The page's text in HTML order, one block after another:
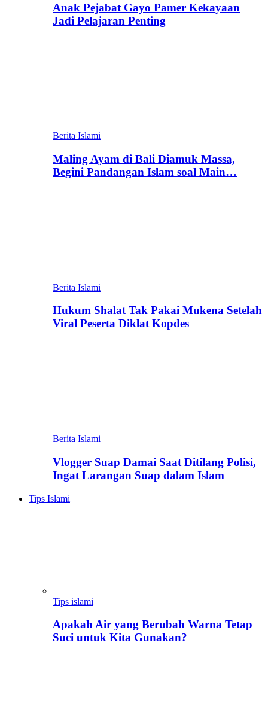
Anak Pejabat Gayo Pamer Kekayaan
Jadi Pelajaran Penting
Berita Islami
Maling Ayam di Bali Diamuk Massa,
Begini Pandangan Islam soal Main…
Berita Islami
Hukum Shalat Tak Pakai Mukena Setelah
Viral Peserta Diklat Kopdes
Berita Islami
Vlogger Suap Damai Saat Ditilang Polisi,
Ingat Larangan Suap dalam Islam
Tips Islami
Tips islami
Apakah Air yang Berubah Warna Tetap
Suci untuk Kita Gunakan?